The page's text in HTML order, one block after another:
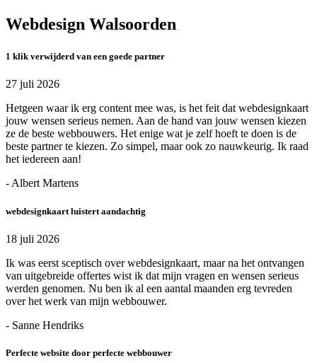
Webdesign Walsoorden
1 klik verwijderd van een goede partner
27 juli 2026
Hetgeen waar ik erg content mee was, is het feit dat webdesignkaart
jouw wensen serieus nemen. Aan de hand van jouw wensen kiezen
ze de beste webbouwers. Het enige wat je zelf hoeft te doen is de
beste partner te kiezen. Zo simpel, maar ook zo nauwkeurig. Ik raad
het iedereen aan!
- Albert Martens
webdesignkaart luistert aandachtig
18 juli 2026
Ik was eerst sceptisch over webdesignkaart, maar na het ontvangen
van uitgebreide offertes wist ik dat mijn vragen en wensen serieus
werden genomen. Nu ben ik al een aantal maanden erg tevreden
over het werk van mijn webbouwer.
- Sanne Hendriks
Perfecte website door perfecte webbouwer